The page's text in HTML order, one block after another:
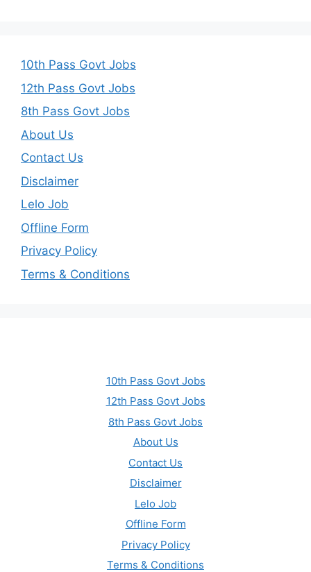
10th Pass Govt Jobs
12th Pass Govt Jobs
8th Pass Govt Jobs
About Us
Contact Us
Disclaimer
Lelo Job
Offline Form
Privacy Policy
Terms & Conditions
10th Pass Govt Jobs
12th Pass Govt Jobs
8th Pass Govt Jobs
About Us
Contact Us
Disclaimer
Lelo Job
Offline Form
Privacy Policy
Terms & Conditions